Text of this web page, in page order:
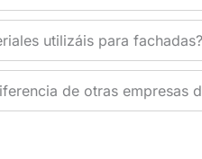
utilizáis para fachadas?
de otras empresas